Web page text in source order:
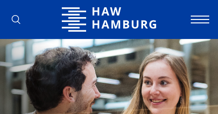
Hochschule für Angewandte